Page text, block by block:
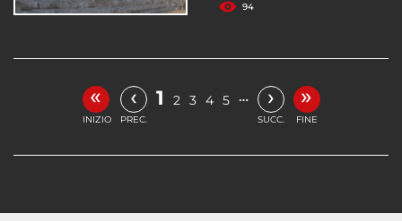
94
«
INIZIO
‹
PREC.
1 2 3 4 5 … ›
SUCC.
»
FINE